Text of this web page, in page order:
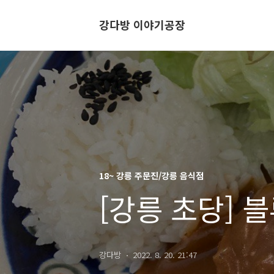
강다방 이야기공장
18~ 강릉 주문진/강릉 음식점
[강릉 초당]
강다방 2022. 8. 20. 21:47